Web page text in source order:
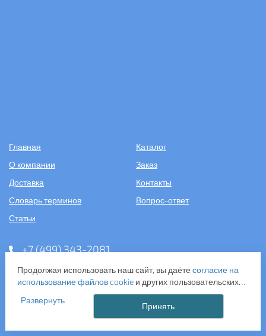
Главная
Каталог
О компании
Заказ
Доставка
Контакты
Словарь терминов
Вопрос-ответ
Статьи
+7 (499) 343-2081
ООО «САНТЕХПОСТАВКА»
ИНН: 7731286301
ОГРН: 1157746583092
121357, г. Москва, ул. Верейская, д. 29, стр. 35
Продолжая использовать наш сайт, вы даёте согласие на
использование файлов cookieи других пользовательских
данных (включая IP-адрес, сведения о местоположении,
устройстве, действиях на сайте и т. п.) для
функционирования сайта, проведения статистических
исследований, ретаргетинга и использования систем
Развернуть
Принять